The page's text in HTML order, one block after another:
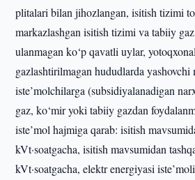
plitalari bilan jihozlangan, isitish tizimi
markazlashgan isitish tizimi va tabiiy
ulanmagan ko‘p qavatli uylar,
gazlashtirilmagan hududlarda yashovchi
iste’molchilarga (subsidiyalanadigan
gaz, ko‘mir yoki tabiiy gazdan
iste’mol hajmiga qarab: isitish
kVt·soatgacha, isitish mavsumidan
kVt·soatgacha, elektr energiyasi